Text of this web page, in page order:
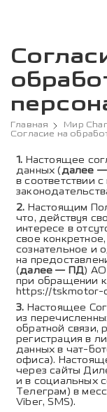
Главная Мир
Согласие на
Настоящее
данных (далее —
в соответствии
Настоящим
что, действуя
интересе в
свое
сознательное и
на
(далее — ПД) АО
при обращении
https://tskmotor-
Настоящее
из
обратной связи,
регистрация в
данных в чат-
офиса).
через сайты
и в социальных
Телеграм) в
Viber, SMS).